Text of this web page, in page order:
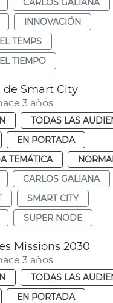
INNOVACIÓN
TEMPS
TIEMPO
de Smart City
3 años
TODAS LAS
EN PORTADA
TEMÁTICA
CARLOS GALIANA
SMART CITY
SUPER NODE
Missions 2030
3 años
TODAS LAS
EN PORTADA